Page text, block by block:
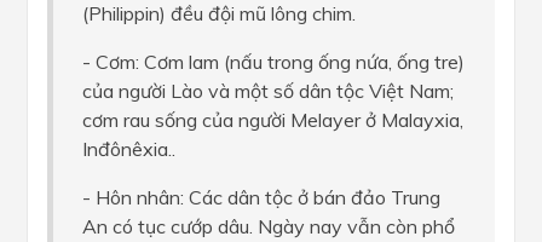
(Philippin) đều đội mũ lông chim.
- Cơm: Cơm lam (nấu trong ống nứa, ống tre)
của người Lào và một số dân tộc Việt Nam;
cơm rau sống của người Melayer ở Malayxia,
Inđônêxia..
- Hôn nhân: Các dân tộc ở bán đảo Trung
An có tục cướp dâu. Ngày nay vẫn còn phổ